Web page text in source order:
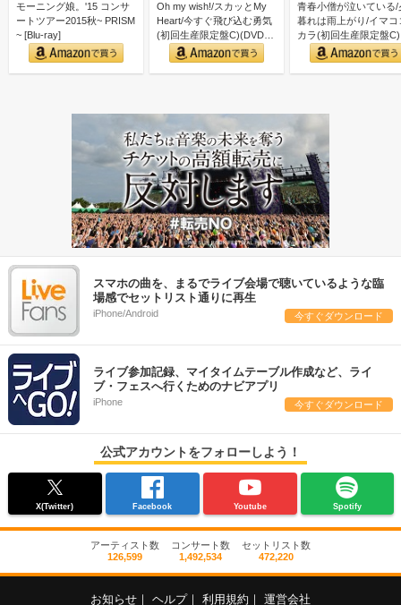
モーニング娘。'15 コンサ
ートツアー2015秋~ PRISM
~ [Blu-ray]
Oh my wish!/スカッとMy
Heart/今すぐ飛び込む勇気
(初回生産限定盤C)(DVD
付)
青春小僧が泣いている/
暮れは雨上がり/イマコ
カラ(初回生産限定盤C)
(DVD付)
スマホの曲を、まるでライブ会場で聴いているような臨
場感でセットリスト通りに再生
iPhone/Android 今すぐダウンロード
ライブ参加記録、マイタイムテーブル作成など、ライ
ブ・フェスへ行くためのナビアプリ
iPhone 今すぐダウンロード
公式アカウントをフォローしよう！
X(Twitter) Facebook Youtube Spotify
アーティスト数
126,599
コンサート数
1,492,534
セットリスト数
472,220
お知らせ ヘルプ 利用規約 運営会社